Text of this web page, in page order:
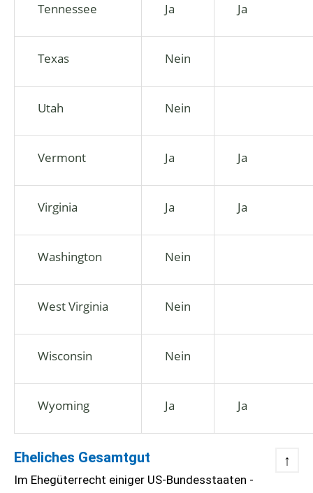
Tennessee Ja Ja
Texas Nein
Utah Nein
Vermont Ja Ja
Virginia Ja Ja
Washington Nein
West Virginia Nein
Wisconsin Nein
Wyoming Ja Ja
Eheliches Gesamtgut ↑
Im Ehegüterrecht einiger US-Bundesstaaten -